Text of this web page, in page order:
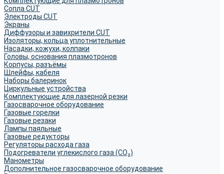
Сопла CUT
Электроды CUT
Экраны
Диффузоры и завихрители CUT
Изоляторы, кольца уплотнительные
Насадки, кожухи, колпаки
Головы, основания плазмотронов
Корпусы, разъёмы
Шлейфы, кабеля
Наборы балеринок
Циркульные устройства
Комплектующие для лазерной резки
Газосварочное оборудование
Газовые горелки
Газовые резаки
Лампы паяльные
Газовые редукторы
Регуляторы расхода газа
Подогреватели углекислого газа (CO₂)
Манометры
Дополнительное газосварочное оборудование